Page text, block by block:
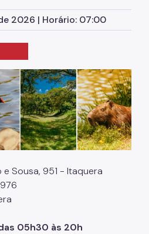
2026 | Horário: 07:00
Sousa, 951 - Itaquera
05h30 às 20h